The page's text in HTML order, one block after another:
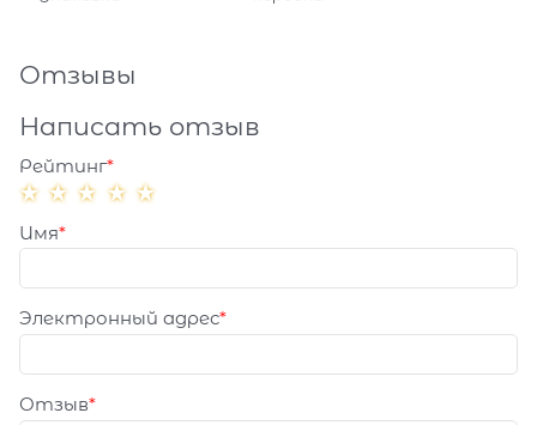
Отзывы
Написать отзыв
Рейтинг
Имя
Электронный адрес
Отзыв